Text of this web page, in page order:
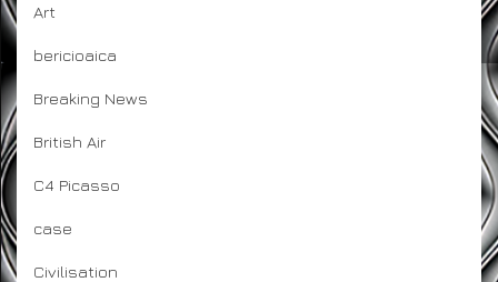
Art
bericioaica
Breaking News
British Air
C4 Picasso
case
Civilisation